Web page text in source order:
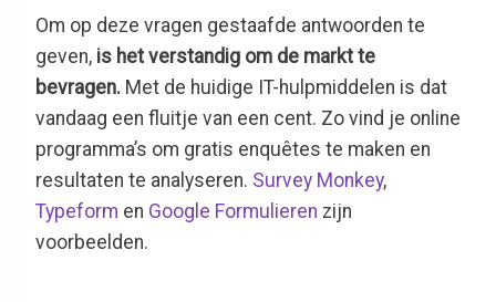
Om op deze vragen gestaafde antwoorden te
geven, is het verstandig om de markt te
bevragen. Met de huidige IT-hulpmiddelen is dat
vandaag een fluitje van een cent. Zo vind je online
programma’s om gratis enquêtes te maken en
resultaten te analyseren. Survey Monkey,
Typeform en Google Formulieren zijn
voorbeelden.